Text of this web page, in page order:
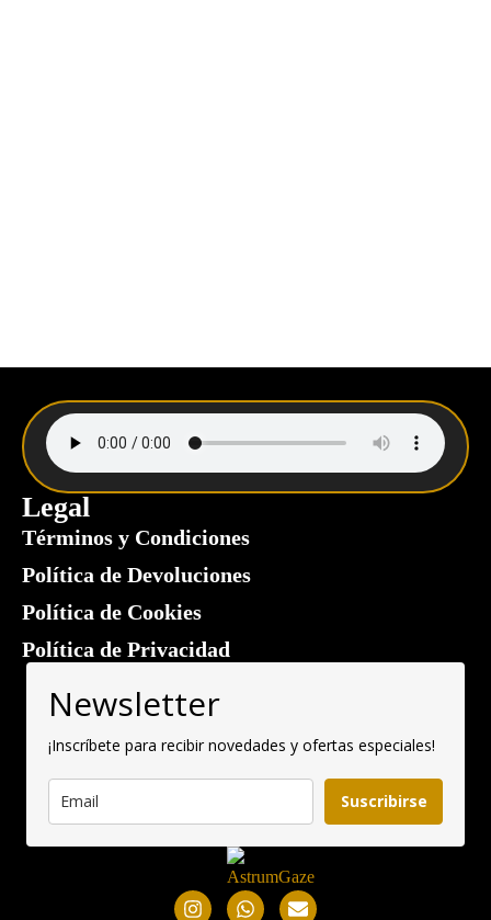
Legal
Términos y Condiciones
Política de Devoluciones
Política de Cookies
Política de Privacidad
Newsletter
¡Inscríbete para recibir novedades y ofertas especiales!
Suscribirse